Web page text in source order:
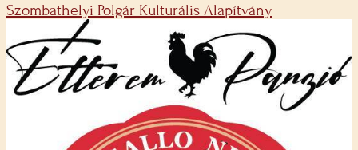
Szombathelyi Polgár Kulturális Alapítvány